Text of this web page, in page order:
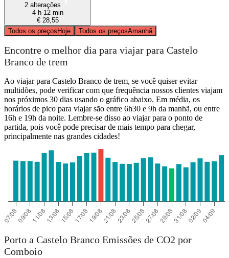
2 alterações
4 h 12 min
€ 28,55
Todos os preçosHoje Todos os preçosAmanhã
Encontre o melhor dia para viajar para Castelo
Branco de trem
Ao viajar para Castelo Branco de trem, se você quiser evitar
multidões, pode verificar com que frequência nossos clientes viajam
nos próximos 30 dias usando o gráfico abaixo. Em média, os
horários de pico para viajar são entre 6h30 e 9h da manhã, ou entre
16h e 19h da noite. Lembre-se disso ao viajar para o ponto de
partida, pois você pode precisar de mais tempo para chegar,
principalmente nas grandes cidades!
Porto a Castelo Branco Emissões de CO2 por
Comboio